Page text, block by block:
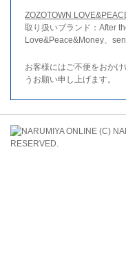
ZOZOTOWN
取り扱いブランド：After
Love&Peace&Money、
お客様にはご不便をおか
うお願い申し上げます。